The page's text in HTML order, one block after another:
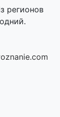
регионов